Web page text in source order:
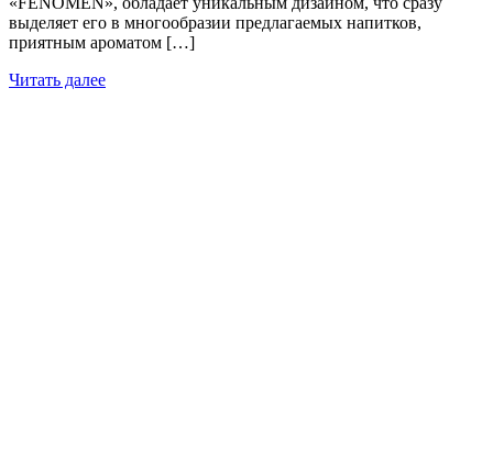
выделяет его в многообразии предлагаемых напитков,
приятным ароматом […]
Читать далее